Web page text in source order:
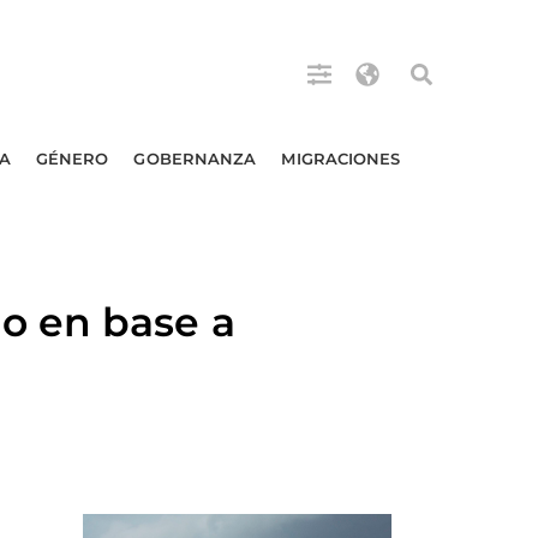
GÉNERO GOBERNANZA MIGRACIONES
en base a